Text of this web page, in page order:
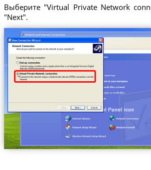
Выберите "Virtual Private Network
"Next".